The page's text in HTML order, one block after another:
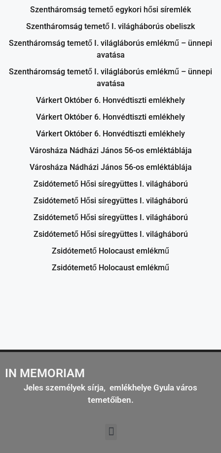
Szentháromság temető egykori hősi síremlék
Szentháromság temető I. világháborús obeliszk
Szentháromság temető I. világláborús emlékmű – ünnepi
avatása
Szentháromság temető I. világláborús emlékmű – ünnepi
avatása
Várkert Október 6. Honvédtiszti emlékhely
Várkert Október 6. Honvédtiszti emlékhely
Várkert Október 6. Honvédtiszti emlékhely
Városháza Nádházi János 56-os emléktáblája
Városháza Nádházi János 56-os emléktáblája
Zsidótemető Hősi síregyüttes I. világháború
Zsidótemető Hősi síregyüttes I. világháború
Zsidótemető Hősi síregyüttes I. világháború
Zsidótemető Hősi síregyüttes I. világháború
Zsidótemető Holocaust emlékmű
Zsidótemető Holocaust emlékmű
IN MEMORIAM
Jeles személyek sírja, emlékhelye Gyula város
temetőiben.